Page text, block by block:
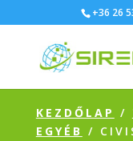
+36 26
KEZDŐLAP /
EGYÉB /